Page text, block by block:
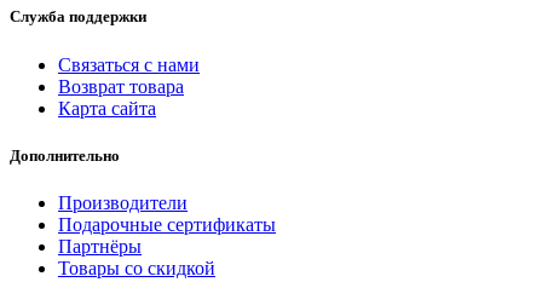
Служба поддержки
Связаться с нами
Возврат товара
Карта сайта
Дополнительно
Производители
Подарочные сертификаты
Партнёры
Товары со скидкой